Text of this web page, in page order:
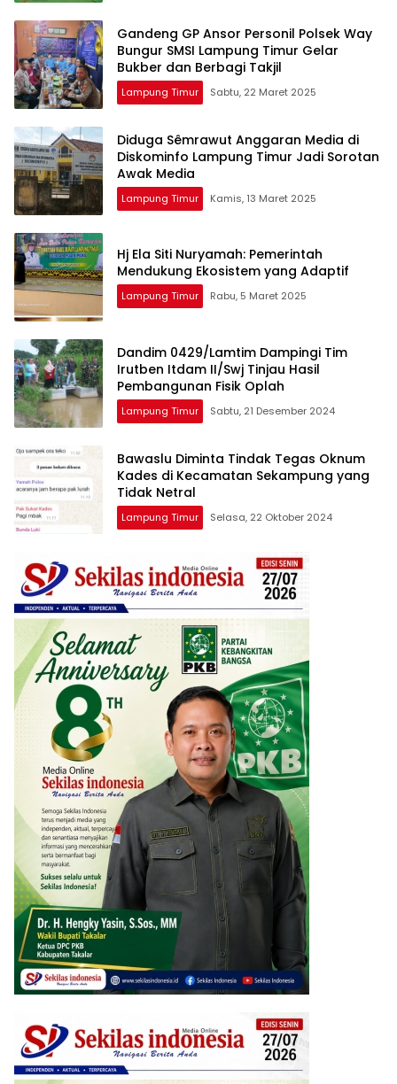
Gandeng GP Ansor Personil Polsek Way
Bungur SMSI Lampung Timur Gelar
Bukber dan Berbagi Takjil
Lampung Timur Sabtu, 22 Maret 2025
Diduga Sêmrawut Anggaran Media di
Diskominfo Lampung Timur Jadi Sorotan
Awak Media
Lampung Timur Kamis, 13 Maret 2025
Hj Ela Siti Nuryamah: Pemerintah
Mendukung Ekosistem yang Adaptif
Lampung Timur Rabu, 5 Maret 2025
Dandim 0429/Lamtim Dampingi Tim
Irutben Itdam II/Swj Tinjau Hasil
Pembangunan Fisik Oplah
Lampung Timur Sabtu, 21 Desember 2024
Bawaslu Diminta Tindak Tegas Oknum
Kades di Kecamatan Sekampung yang
Tidak Netral
Lampung Timur Selasa, 22 Oktober 2024